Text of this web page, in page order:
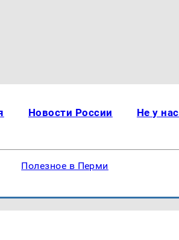
Новости России Не у нас
Полезное в Перми